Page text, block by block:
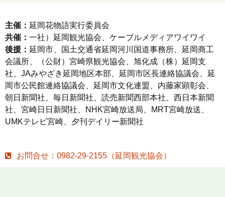
主催： 延岡花物語実行委員会
共催： 一社）延岡観光協会、ケーブルメディアワイワイ
後援： 延岡市、国土交通省延岡河川国道事務所、延岡商工
会議所、（公財）宮崎県観光協会、旭化成（株）延岡支
社、JAみやざき延岡地区本部、延岡市区長連絡協議会、延
岡市公民館連絡協議会、延岡市文化連盟、内藤家顕彰会、
朝日新聞社、毎日新聞社、読売新聞西部本社、西日本新聞
社、宮崎日日新聞社、NHK宮崎放送局、MRT宮崎放送、
UMKテレビ宮崎、夕刊デイリー新聞社
お問合せ：0982-29-2155（延岡観光協会）